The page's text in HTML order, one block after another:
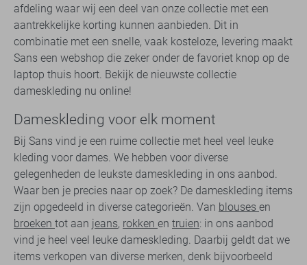
afdeling waar wij een deel van onze collectie met een
aantrekkelijke korting kunnen aanbieden. Dit in
combinatie met een snelle, vaak kosteloze, levering maakt
Sans een webshop die zeker onder de favoriet knop op de
laptop thuis hoort. Bekijk de nieuwste collectie
dameskleding nu online!
Dameskleding voor elk moment
Bij Sans vind je een ruime collectie met heel veel leuke
kleding voor dames. We hebben voor diverse
gelegenheden de leukste dameskleding in ons aanbod.
Waar ben je precies naar op zoek? De dameskleding items
zijn opgedeeld in diverse categorieën. Van blouses en
broeken tot aan jeans, rokken en truien: in ons aanbod
vind je heel veel leuke dameskleding. Daarbij geldt dat we
items verkopen van diverse merken, denk bijvoorbeeld